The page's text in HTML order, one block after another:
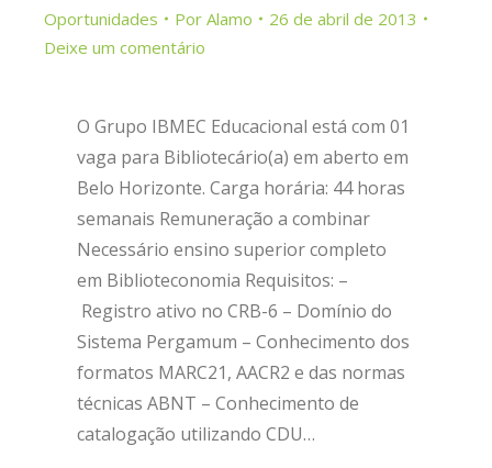
Oportunidades Por Alamo
26 de abril de 2013
Deixe um comentário
O Grupo IBMEC Educacional está com 01
vaga para Bibliotecário(a) em aberto em
Belo Horizonte. Carga horária: 44 horas
semanais Remuneração a combinar
Necessário ensino superior completo
em Biblioteconomia Requisitos: –
Registro ativo no CRB-6 – Domínio do
Sistema Pergamum – Conhecimento dos
formatos MARC21, AACR2 e das normas
técnicas ABNT – Conhecimento de
catalogação utilizando CDU…